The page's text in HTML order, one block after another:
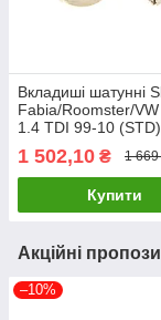
Вкладиші шатунні
Fabia/Roomster/
1.4 TDI 99-10
1 502,10 ₴ 1 669
Купити
Акційні
–10%